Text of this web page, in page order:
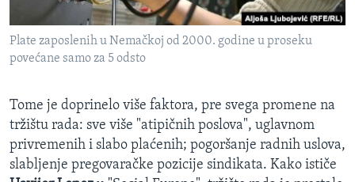
Plate zaposlenih u Nemačkoj od 2000. godine u proseku
povećane samo za 5 odsto
​Tome je doprinelo više faktora, pre svega promene na
tržištu rada: sve više "atipičnih poslova", uglavnom
privremenih i slabo plaćenih; pogoršanje radnih uslova,
slabljenje pregovaračke pozicije sindikata. Kako ističe